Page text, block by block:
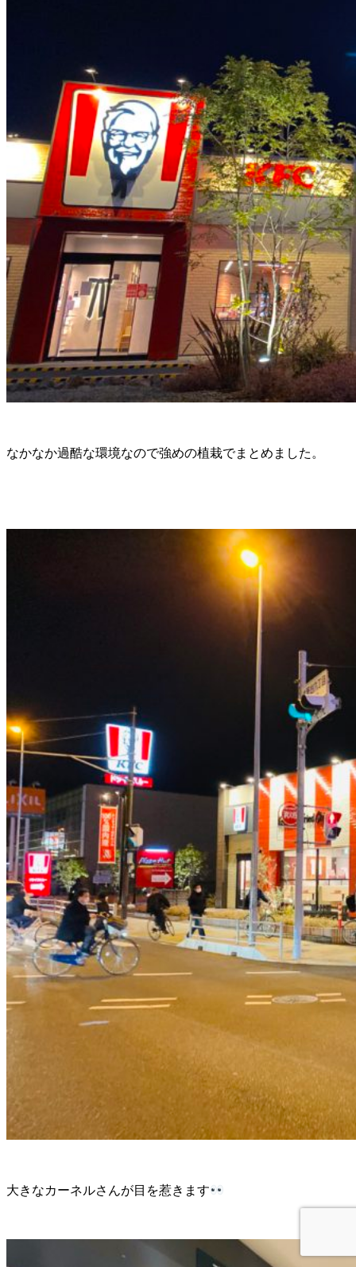
なかなか過酷な環境なので強めの植栽でまとめました。
大きなカーネルさんが目を惹きます